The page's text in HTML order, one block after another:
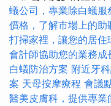
蟻公司，專業除白蟻
價格，了解市場上的助
打掃家裡，讓您的居住
會計師協助您的業務成
白蟻防治方案 附近牙
案 天母按摩療程 會議
醫美皮膚科，提供專業